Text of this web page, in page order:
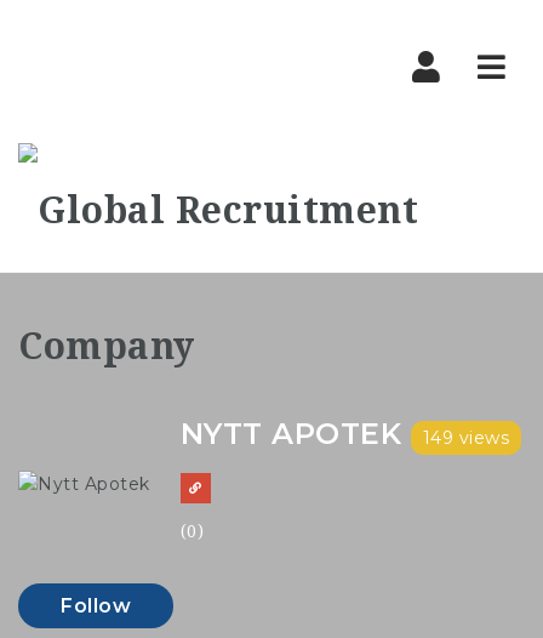
NYTT APOTEK 149 views
(0)
Follow